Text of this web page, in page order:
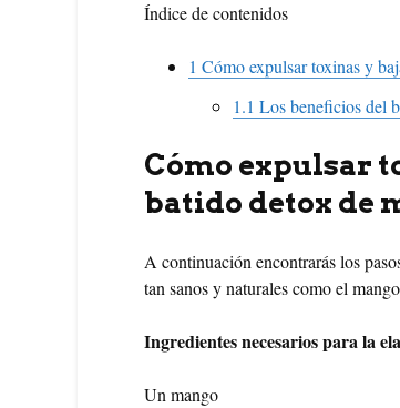
Índice de contenidos
1 Cómo expulsar toxinas y
1.1 Los beneficios del
Cómo expulsar
batido detox de
A continuación encontrarás los
tan sanos y naturales como el
Ingredientes necesarios para la
Un mango